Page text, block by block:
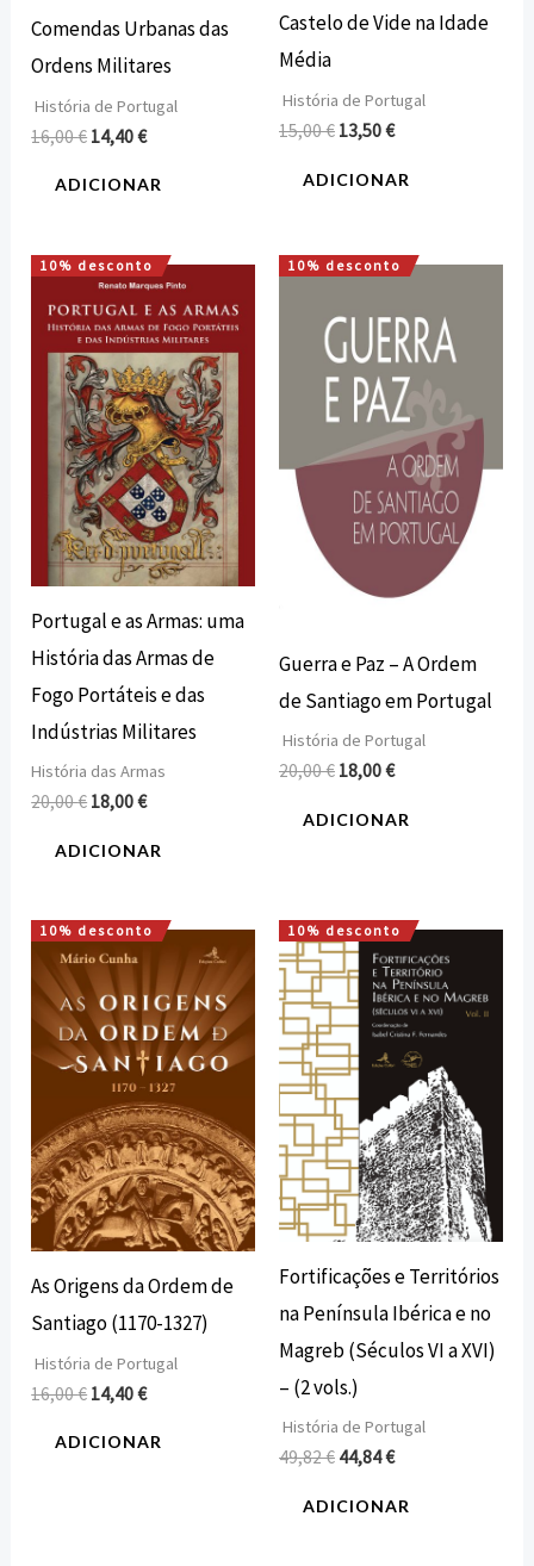
Comendas Urbanas das
Ordens Militares
História de Portugal
16,00€ 14,40€
ADICIONAR
Castelo de Vide na Idade
Média
História de Portugal
15,00€ 13,50€
ADICIONAR
10% desconto
Portugal e as Armas: uma
História das Armas de
Fogo Portáteis e das
Indústrias Militares
História das Armas
20,00€
O
preço
original
era:
20,00 €.
18,00€
O
preço
atual
é:
18,00 €.
ADICIONAR
10% desconto
Guerra e Paz – A Ordem
de Santiago em Portugal
História de Portugal
20,00€
O
original
era:
20,00 €.
18,00€
O
atual
é:
18,00 €.
ADICIONAR
10% desconto
As Origens da Ordem de
Santiago (1170-1327)
História de Portugal
16,00€
O
preço
original
era:
16,00 €.
14,40€
O
preço
atual
é:
14,40 €.
ADICIONAR
10% desconto
Fortificações e Territórios
na Península Ibérica e no
Magreb (Séculos VI a XVI)
– (2 vols.)
História de Portugal
49,82€
O
preço
original
era:
49,82 €.
44,84€
O
preço
atual
é:
44,84 €.
ADICIONAR